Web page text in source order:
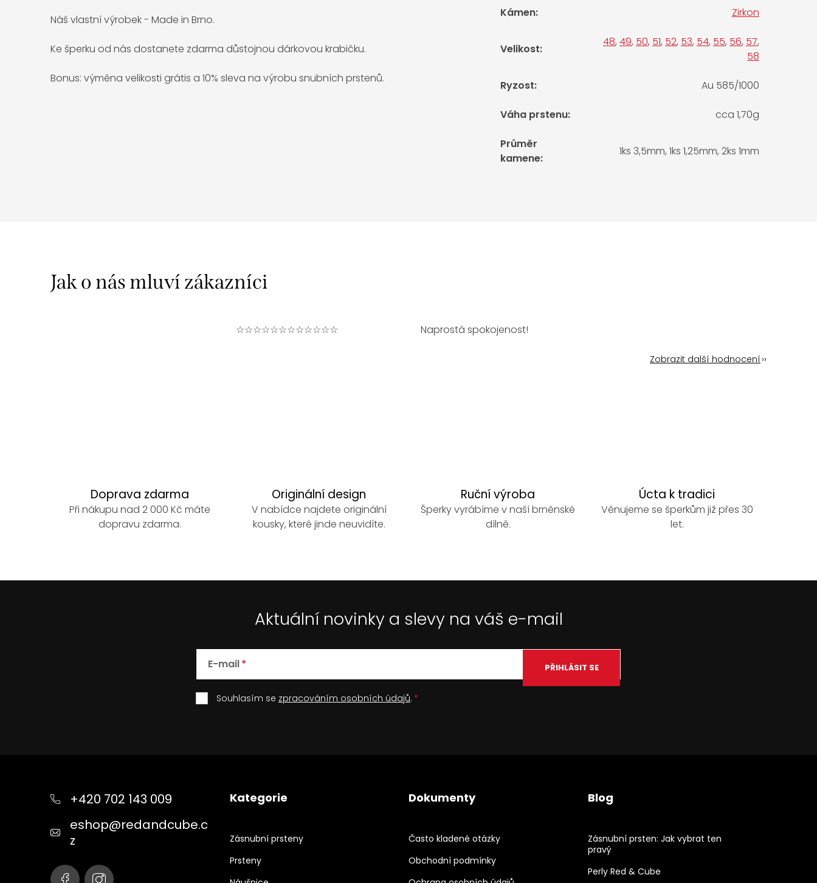
Náš vlastní výrobek - Made in Brno.
Ke šperku od nás dostanete zdarma důstojnou dárkovou krabičku.
Bonus: výměna velikosti grátis a 10% sleva na výrobu snubních prstenů.
Kámen: Zirkon
Velikost:
48, 49, 50, 51, 52, 53, 54, 55, 56, 57,
58
Ryzost: Au 585/1000
Váha prstenu: cca 1,70g
Průměr
kamene:
1ks 3,5mm, 1ks 1,25mm, 2ks 1mm
☆☆☆☆☆☆☆☆☆☆☆☆ Naprostá spokojenost!
Zobrazit další hodnocení
Doprava zdarma
Při nákupu nad 2 000 Kč máte
dopravu zdarma.
Originální design
V nabídce najdete originální
kousky, které jinde neuvidíte.
Ruční výroba
Šperky vyrábíme v naší brněnské
dílně.
Úcta k tradici
Věnujeme se šperkům již přes 30
let.
Aktuální novinky a slevy na váš e-mail
E-mail
Souhlasím se zpracováním osobních údajů.
PŘIHLÁSIT SE
+420 702 143 009
eshop@redandcube.c
z
Kategorie
Zásnubní prsteny
Prsteny
Dokumenty
Často kladené otázky
Obchodní podmínky
Blog
Zásnubní prsten: Jak vybrat ten
pravý
Perly Red & Cube